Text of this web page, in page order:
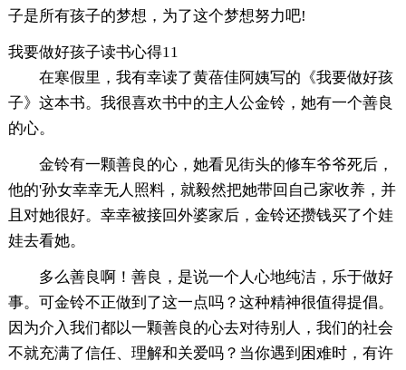
子是所有孩子的梦想，为了这个梦想努力吧!
我要做好孩子读书心得11
在寒假里，我有幸读了黄蓓佳阿姨写的《我要做好孩
子》这本书。我很喜欢书中的主人公金铃，她有一个善良
的心。
金铃有一颗善良的心，她看见街头的修车爷爷死后，
他的'孙女幸幸无人照料，就毅然把她带回自己家收养，并
且对她很好。幸幸被接回外婆家后，金铃还攒钱买了个娃
娃去看她。
多么善良啊！善良，是说一个人心地纯洁，乐于做好
事。可金铃不正做到了这一点吗？这种精神很值得提倡。
因为介入我们都以一颗善良的心去对待别人，我们的社会
不就充满了信任、理解和关爱吗？当你遇到困难时，有许